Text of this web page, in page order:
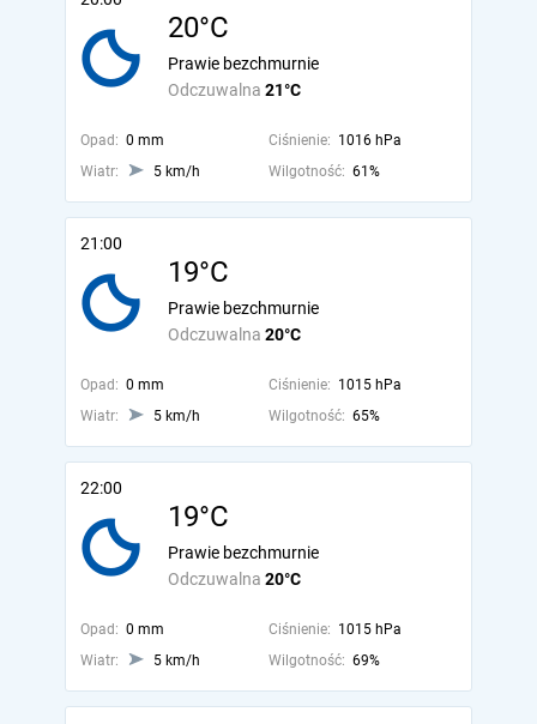
20°C
Odczuwalna 21°C
Prawie bezchmurnie
Opad: 0 mm Ciśnienie: 1016 hPa
Wiatr:
5 km/h Wilgotność: 61%
21:00
19°C
Odczuwalna 20°C
Prawie bezchmurnie
Opad: 0 mm Ciśnienie: 1015 hPa
Wiatr:
5 km/h Wilgotność: 65%
22:00
19°C
Odczuwalna 20°C
Prawie bezchmurnie
Opad: 0 mm Ciśnienie: 1015 hPa
Wiatr:
5 km/h Wilgotność: 69%